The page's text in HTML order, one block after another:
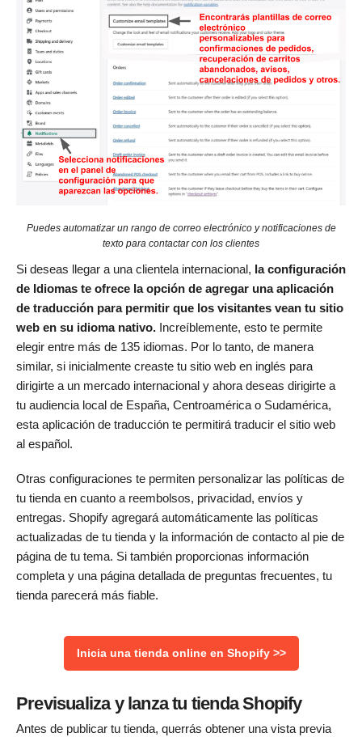
Puedes automatizar un rango de correo electrónico y notificaciones de
texto para contactar con los clientes
Si deseas llegar a una clientela internacional, la configuración
de Idiomas te ofrece la opción de agregar una aplicación
de traducción para permitir que los visitantes vean tu sitio
web en su idioma nativo. Increíblemente, esto te permite
elegir entre más de 135 idiomas. Por lo tanto, de manera
similar, si inicialmente creaste tu sitio web en inglés para
dirigirte a un mercado internacional y ahora deseas dirigirte a
tu audiencia local de España, Centroamérica o Sudamérica,
esta aplicación de traducción te permitirá traducir el sitio web
al español.
Otras configuraciones te permiten personalizar las políticas de
tu tienda en cuanto a reembolsos, privacidad, envíos y
entregas. Shopify agregará automáticamente las políticas
actualizadas de tu tienda y la información de contacto al pie de
página de tu tema. Si también proporcionas información
completa y una página detallada de preguntas frecuentes, tu
tienda parecerá más fiable.
Inicia una tienda online en Shopify >>
Previsualiza y lanza tu tienda Shopify
Antes de publicar tu tienda, querrás obtener una vista previa